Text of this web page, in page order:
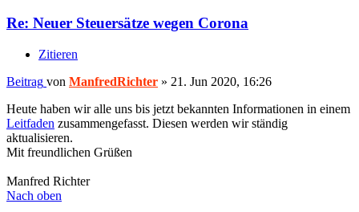
Re: Neuer Steuersätze wegen Corona
Zitieren
Beitrag von ManfredRichter » 21. Jun 2020, 16:26
Heute haben wir alle uns bis jetzt bekannten Informationen in einem
Leitfaden zusammengefasst. Diesen werden wir ständig
aktualisieren.
Mit freundlichen Grüßen
Manfred Richter
Nach oben